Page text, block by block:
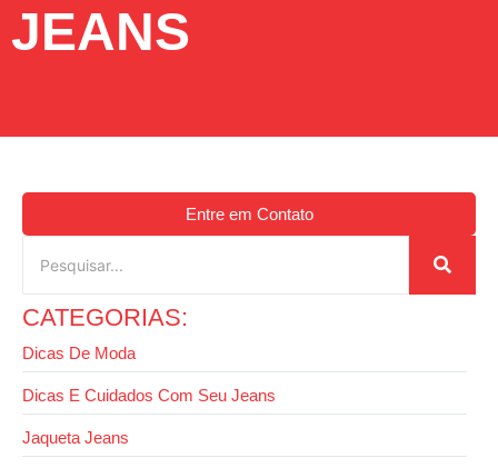
JEANS
Entre em Contato
CATEGORIAS:
Dicas De Moda
Dicas E Cuidados Com Seu Jeans
Jaqueta Jeans